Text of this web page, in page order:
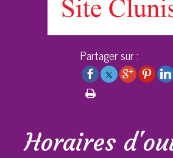
Partager sur :
Horaires